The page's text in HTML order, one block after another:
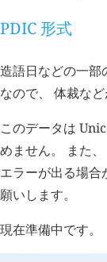
PDIC 形式
造語日などの一部
なので、 体裁な
このデータは
めません。 また
エラーが出る場合
願いします。
現在準備中です。